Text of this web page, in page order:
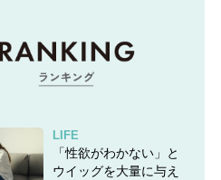
LIFE
「性欲がわかない」と
ウイッグを大量に与え